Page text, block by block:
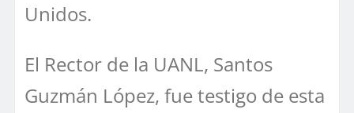
Unidos.
El Rector de la UANL, Santos
Guzmán López, fue testigo de esta